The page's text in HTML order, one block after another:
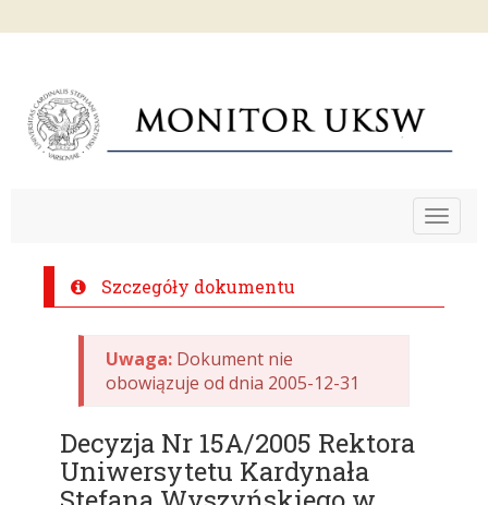
Toggle
Szczegóły dokumentu
Uwaga: Dokument nie
obowiązuje od dnia 2005-12-31
Decyzja Nr 15A/2005 Rektora
Uniwersytetu Kardynała